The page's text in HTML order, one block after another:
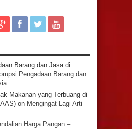
Barang dan Jasa di
Pengadaan Barang dan
Makanan yang Terbuang di
on Mengingat Lagi Arti
Harga Pangan –